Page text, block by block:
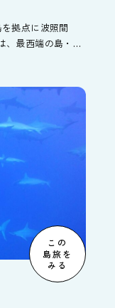
拠点に波照間
、最西端の島・与
ます。
この
島旅を
みる